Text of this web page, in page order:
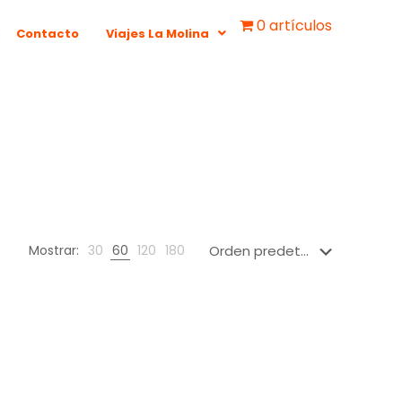
Contacto Viajes La Molina 0 artículos
Mostrar: 30 60 120 180